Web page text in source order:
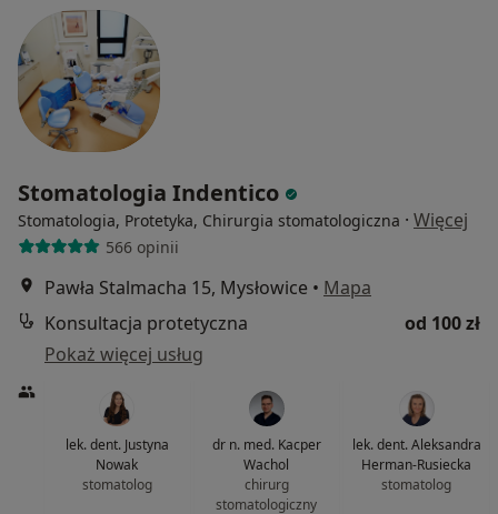
Stomatologia Indentico
Stomatologia, Protetyka, Chirurgia stomatologiczna · Więcej
566 opinii
Pawła Stalmacha 15, Mysłowice • Mapa
Konsultacja protetyczna
od 100 zł
Pokaż więcej usług
lek. dent. Justyna
Nowak
stomatolog
dr n. med. Kacper
Wachol
chirurg
stomatologiczny
lek. dent. Aleksandra
Herman-Rusiecka
stomatolog